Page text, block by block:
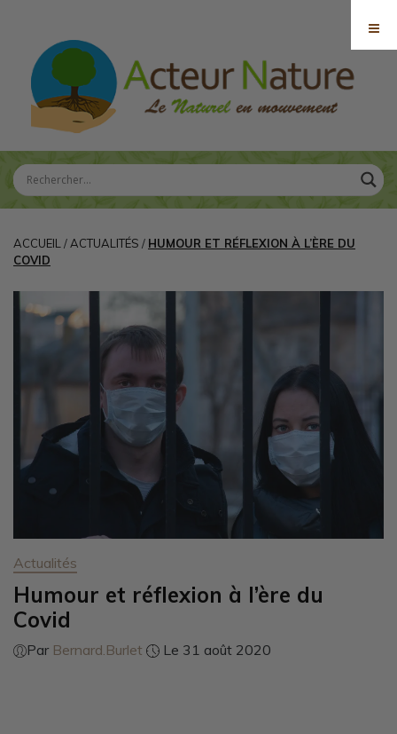
ACCUEIL / ACTUALITÉS / HUMOUR ET RÉFLEXION À L’ÈRE DU
COVID
Actualités
Humour et réflexion à l’ère du
Covid
Par Bernard.Burlet Le 31 août 2020